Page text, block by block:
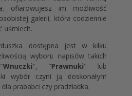
ofiarowujesz im możliwość
galerii, która codziennie
uśmiech.
dostępna jest w kilku
wyboru napisów takich
Wnuczki", "Prawnuki" lub
wybór czyni ją doskonałym
prababci czy pradziadka.